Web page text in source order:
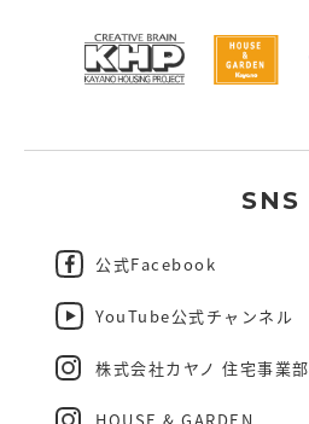
SNS
公式Facebook
YouTube公式チャンネル
株式会社カヤノ 住宅事業部